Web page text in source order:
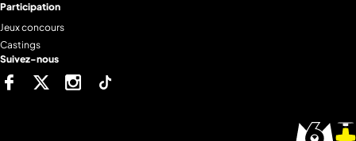
Participation
Jeux concours
Castings
Suivez-nous
FacebookTwitter Instagram